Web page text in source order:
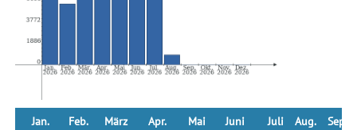
Jan. Feb. März Apr. Mai Juni Juli Aug.
Sep.